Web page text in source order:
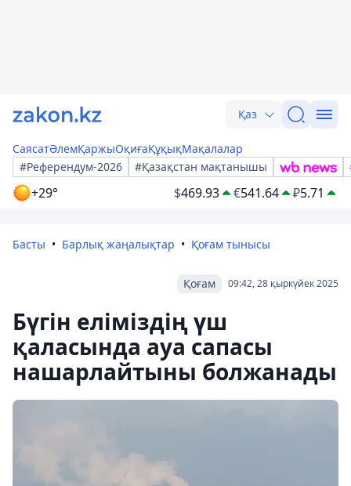
Қаз
СаясатӘлемҚаржыОқиғаҚұқықМақалалар
#Референдум-2026
#Қазақстан мақтанышы
+29° $469.93 €541.64 ₽5.71
Басты Барлық жаңалықтар Қоғам тынысы
09:42, 28 қыркүйек 2025
Қоғам
Бүгін еліміздің үш
қаласында ауа сапасы
нашарлайтыны болжанады